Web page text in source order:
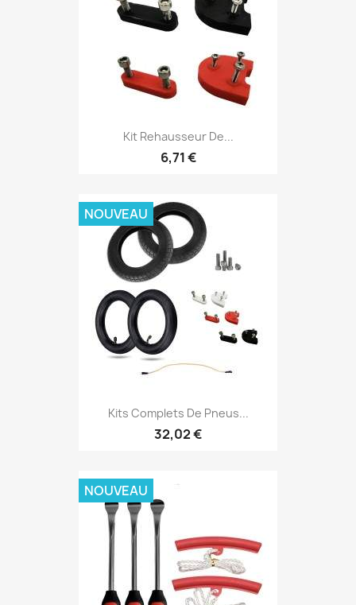
Kit Rehausseur De...
6,71 €
Kits Complets De Pneus...
32,02 €
NOUVEAU
NOUVEAU